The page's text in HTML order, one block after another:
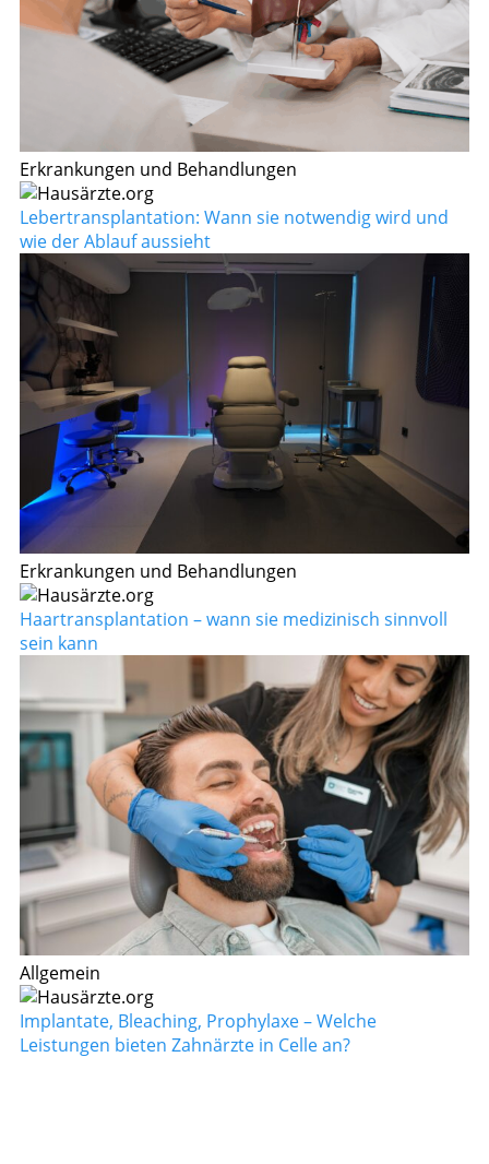
Erkrankungen und Behandlungen
Lebertransplantation: Wann sie notwendig wird und
wie der Ablauf aussieht
Erkrankungen und Behandlungen
Haartransplantation – wann sie medizinisch sinnvoll
sein kann
Allgemein
Implantate, Bleaching, Prophylaxe – Welche
Leistungen bieten Zahnärzte in Celle an?